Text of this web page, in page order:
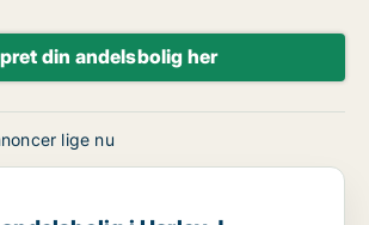
din andelsbolig her
lige nu
i Harlev J